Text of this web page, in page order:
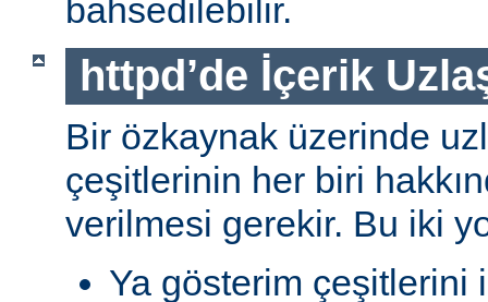
bahsedilebilir.
httpd’de İçerik
Bir özkaynak üzerinde
çeşitlerinin her biri
verilmesi gerekir. Bu iki
Ya gösterim çeşitlerini